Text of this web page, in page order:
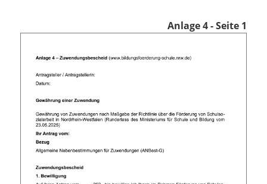
Anlage 4 - Seite 1